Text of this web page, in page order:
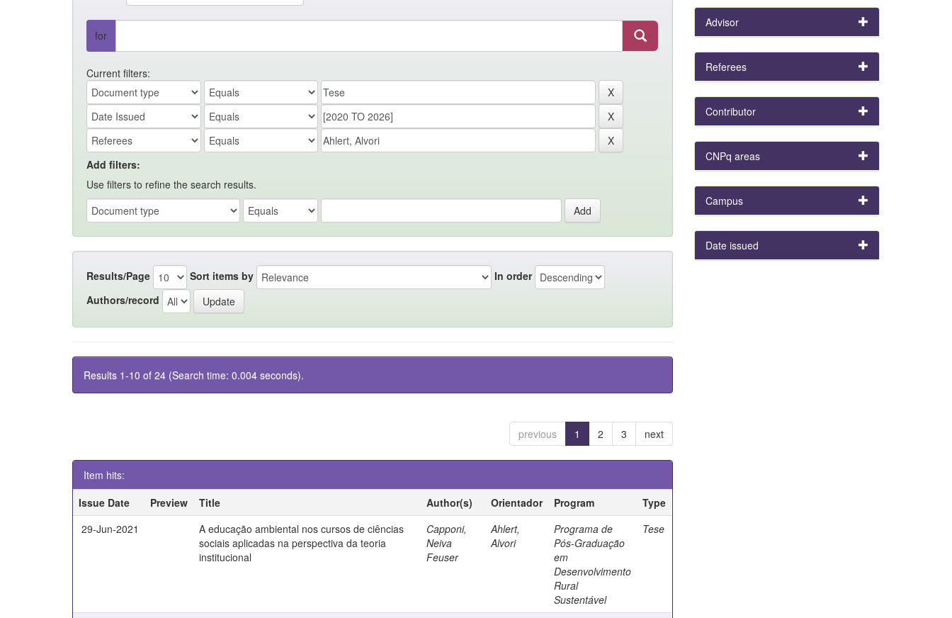
for
Current filters:
Add filters:
Use filters to refine the search results.
Results/Page Sort items by
In order
Authors/record
Results 1-10 of 24 (Search time: 0.004 seconds).
previous 1 2 3 next
Item hits:
Issue Date
Preview Title Author(s) Orientador Program
Type
29-Jun-2021
A educação ambiental nos cursos de ciências
sociais aplicadas na perspectiva da teoria
institucional
Capponi,
Neiva
Feuser
Ahlert,
Alvori
Programa de
Pós-Graduação
em
Desenvolvimento
Rural
Sustentável
Tese
Advisor
Referees
Contributor
CNPq areas
Campus
Date issued